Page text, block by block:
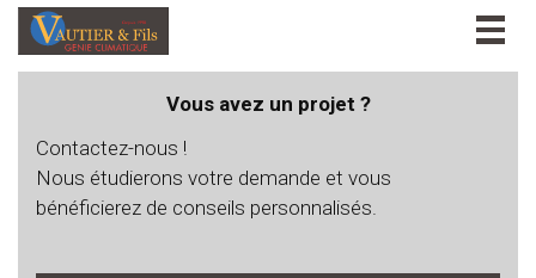
Vous avez un projet ?
Contactez-nous !
Nous étudierons votre demande et vous
bénéficierez de conseils personnalisés.